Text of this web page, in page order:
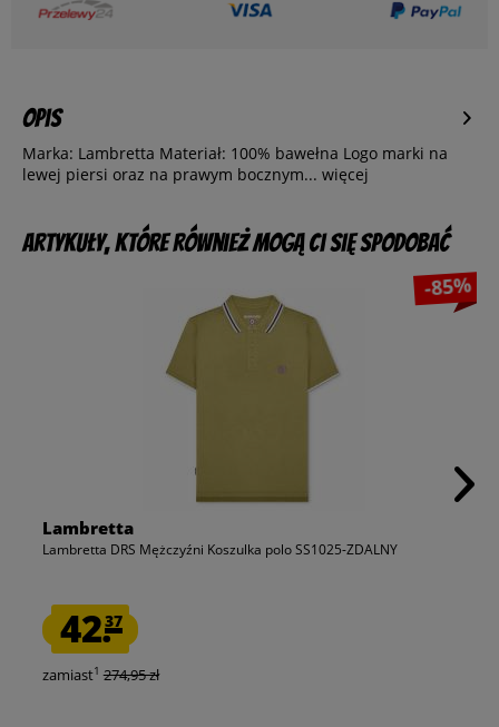
Opis
Marka: Lambretta Materiał: 100% bawełna Logo marki na
lewej piersi oraz na prawym bocznym... więcej
Artykuły, które również mogą Ci się spodobać
-85%
Lambretta
Lambretta DRS Mężczyźni Koszulka polo SS1025-ZDALNY
42.37
zamiast1 274,95 zł